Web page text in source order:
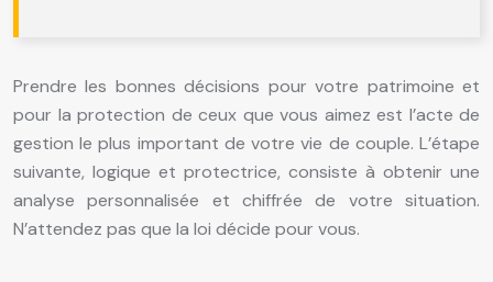
Prendre les bonnes décisions pour votre patrimoine et
pour la protection de ceux que vous aimez est l’acte de
gestion le plus important de votre vie de couple. L’étape
suivante, logique et protectrice, consiste à obtenir une
analyse personnalisée et chiffrée de votre situation.
N’attendez pas que la loi décide pour vous.